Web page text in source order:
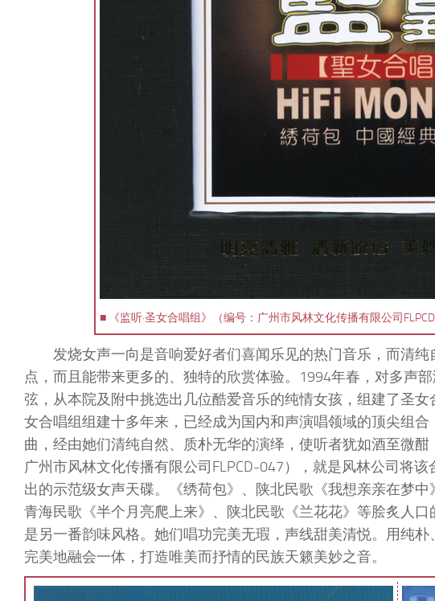
■ 《监听·圣女合唱组》（编号：广州市风林文化传播有限公司
发烧女声一向是音响爱好者们喜闻乐见的热门音乐，而清
点，而且能带来更多的、独特的欣赏体验。1994年春，对多声
弦，从本院及附中挑选出几位酷爱音乐的纯情女孩，组建了圣
女合唱组组建十多年来，已经成为国内和声演唱领域的顶尖组
曲，经由她们清纯自然、质朴无华的演绎，使听者犹如酒至微
广州市风林文化传播有限公司FLPCD-047），就是风林公司将
出的示范级女声天碟。《绣荷包》、陕北民歌《我想亲亲在梦
青海民歌《半个月亮爬上来》、陕北民歌《兰花花》等脍炙人
是另一番韵味风格。她们唱功完美无瑕，声线甜美清悦。用纯
完美地融会一体，打造唯美而抒情的民族天籁美妙之音。